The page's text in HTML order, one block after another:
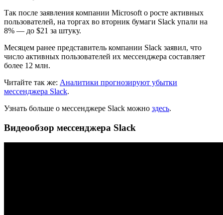
Так после заявления компании Microsoft о росте активных
пользователей, на торгах во вторник бумаги Slack упали на
8% — до $21 за штуку.
Месяцем ранее представитель компании Slack заявил, что
число активных пользователей их мессенджера составляет
более 12 млн.
Читайте так же: Аналитики прогнозируют убытки
мессенджера Slack.
Узнать больше о мессенджере Slack можно здесь.
Видеообзор мессенджера Slack